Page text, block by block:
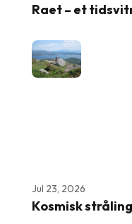
Raet – et
Jul 23, 2026
Kosmisk